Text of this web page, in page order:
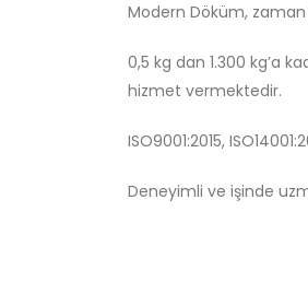
Modern Döküm,
0,5 kg dan 1.300 kg’a
hizmet vermektedir.
ISO9001:2015,
Deneyimli ve işinde